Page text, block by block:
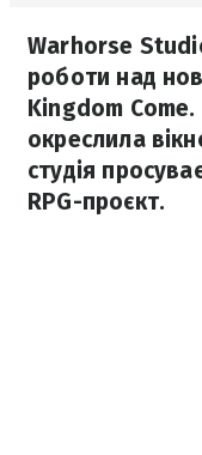
Warhorse
роботи над
Kingdom
окреслила
студія
RPG-проєкт.